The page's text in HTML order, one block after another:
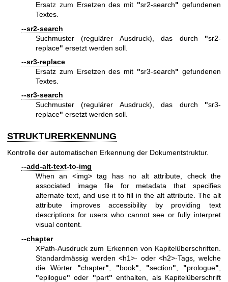
Ersatz zum Ersetzen des mit "sr2-search" gefundenen
Textes.
--sr2-search
Suchmuster (regulärer Ausdruck), das durch "sr2-
replace" ersetzt werden soll.
--sr3-replace
Ersatz zum Ersetzen des mit "sr3-search" gefundenen
Textes.
--sr3-search
Suchmuster (regulärer Ausdruck), das durch "sr3-
replace" ersetzt werden soll.
STRUKTURERKENNUNG
Kontrolle der automatischen Erkennung der Dokumentstruktur.
--add-alt-text-to-img
When an <img> tag has no alt attribute, check the
associated image file for metadata that specifies
alternate text, and use it to fill in the alt attribute. The alt
attribute improves accessibility by providing text
descriptions for users who cannot see or fully interpret
visual content.
--chapter
XPath-Ausdruck zum Erkennen von Kapitelüberschriften.
Standardmässig werden <h1>- oder <h2>-Tags, welche
die Wörter "chapter" "book" "section" "prologue"
"epilogue" oder "part" enthalten, als Kapitelüberschrift